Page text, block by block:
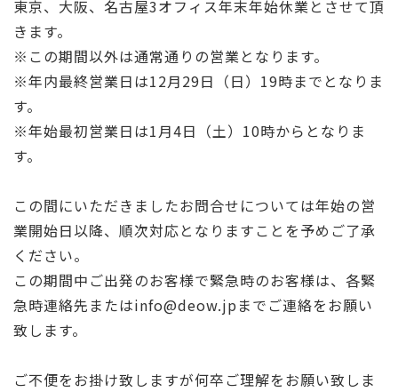
東京、大阪、名古屋3オフィス年末年始休業とさせて頂
きます。
※この期間以外は通常通りの営業となります。
※年内最終営業日は12月29日（日）19時までとなりま
す。
※年始最初営業日は1月4日（土）10時からとなりま
す。
この間にいただきましたお問合せについては年始の営
業開始日以降、順次対応となりますことを予めご了承
ください。
この期間中ご出発のお客様で緊急時のお客様は、各緊
急時連絡先またはinfo@deow.jpまでご連絡をお願い
致します。
ご不便をお掛け致しますが何卒ご理解をお願い致しま